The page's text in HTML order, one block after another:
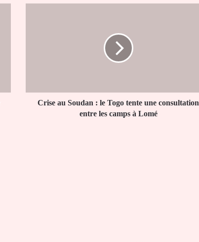
entre
Crise au Soudan : le Togo tente une consultation
entre les camps à Lomé